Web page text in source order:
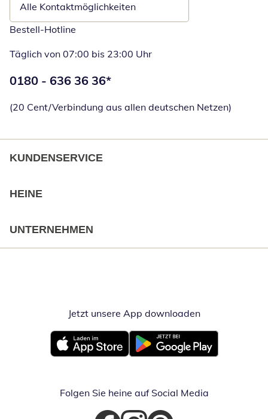
Alle Kontaktmöglichkeiten
Bestell-Hotline
Täglich von 07:00 bis 23:00 Uhr
Telefonnummer:
0180 - 636 36 36*
(20 Cent/Verbindung aus allen deutschen Netzen)
KUNDENSERVICE
HEINE
UNTERNEHMEN
Jetzt unsere App downloadenÖffnet in
Öffnet in neuem FensterÖffnet in neuem Fenster
Folgen Sie heine auf Social Media